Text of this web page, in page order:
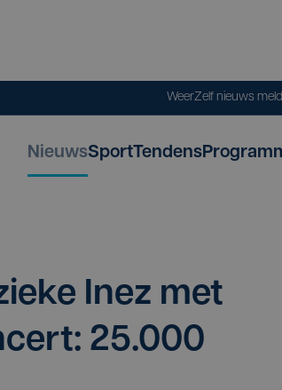
WeerZelf nieuws
NieuwsSportTendens
Inez met
25.000